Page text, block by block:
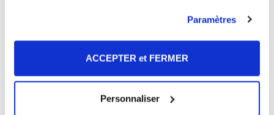
Paramètres
ACCEPTER et FERMER
Personnaliser